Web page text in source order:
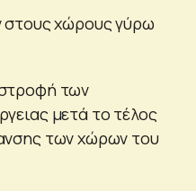
στους χώρους γύρω
των
μετά το τέλος
των χώρων του